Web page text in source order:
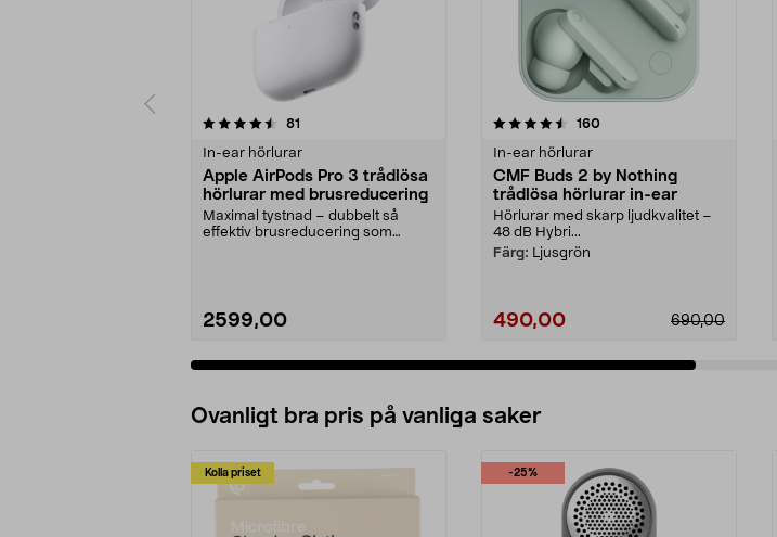
81
In-ear hörlurar
Apple AirPods Pro 3 trådlösa
hörlurar med brusreducering
Maximal tystnad – dubbelt så
effektiv brusreducering som
2599,00
4.5 av 5 stjärnor 160recensioner
In-ear hörlurar
CMF Buds 2 by Nothing
trådlösa hörlurar in-ear
Hörlurar med skarp ljudkvalitet –
48 dB Hybri...
Färg: Ljusgrön
490,00 690,00
4.5 av 5 stjärnor
Ovanligt bra pris på vanliga saker
Kolla priset -25%